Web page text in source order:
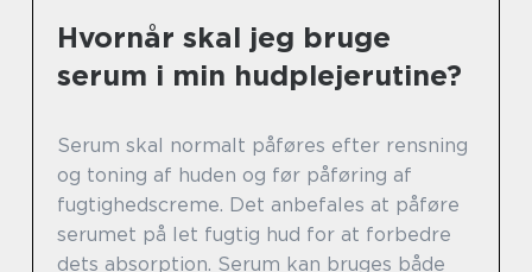
Hvornår skal jeg bruge
serum i min hudplejerutine?
Serum skal normalt påføres efter rensning
og toning af huden og før påføring af
fugtighedscreme. Det anbefales at påføre
serumet på let fugtig hud for at forbedre
dets absorption. Serum kan bruges både